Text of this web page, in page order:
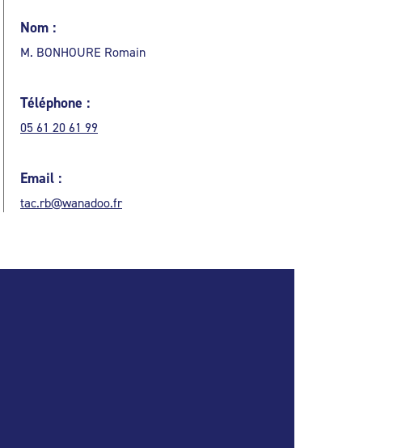
Nom :
M. BONHOURE Romain
Téléphone :
05 61 20 61 99
Email :
tac.rb@wanadoo.fr